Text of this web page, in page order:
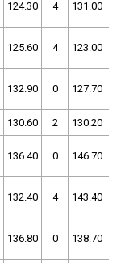
124.30 4 131.00
125.60 4 123.00
132.90 0 127.70
130.60 2 130.20
136.40 0 146.70
132.40 4 143.40
136.80 0 138.70